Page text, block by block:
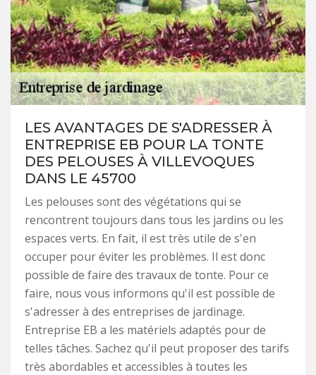
LES AVANTAGES DE S'ADRESSER À
ENTREPRISE EB POUR LA TONTE
DES PELOUSES À VILLEVOQUES
DANS LE 45700
Les pelouses sont des végétations qui se
rencontrent toujours dans tous les jardins ou les
espaces verts. En fait, il est très utile de s'en
occuper pour éviter les problèmes. Il est donc
possible de faire des travaux de tonte. Pour ce
faire, nous vous informons qu'il est possible de
s'adresser à des entreprises de jardinage.
Entreprise EB a les matériels adaptés pour de
telles tâches. Sachez qu'il peut proposer des tarifs
très abordables et accessibles à toutes les